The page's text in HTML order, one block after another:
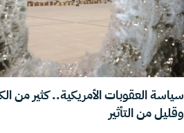
سياسة العقوبات الأمريكية.. كثير من
وقليل من التأثير